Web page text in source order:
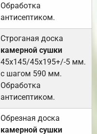
Обработка
антисептиком.
Строганая доска
камерной сушки
45х145/45х195+/-5 мм.
с шагом 590 мм.
Обработка
антисептиком.
Обрезная доска
камерной сушки